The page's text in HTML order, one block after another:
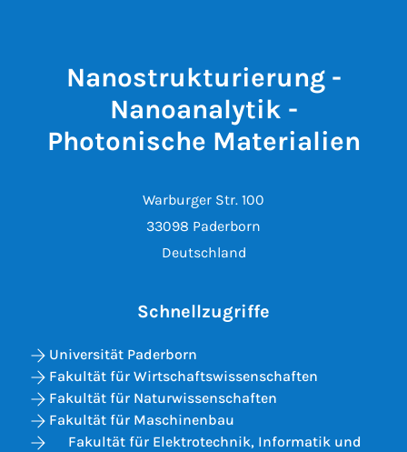
Nanostrukturierung -
Nanoanalytik -
Photonische Materialien
Warburger Str. 100
33098 Paderborn
Deutschland
Schnellzugriffe
Universität Paderborn
Fakultät für Wirtschaftswissenschaften
Fakultät für Naturwissenschaften
Fakultät für Maschinenbau
Fakultät für Elektrotechnik, Informatik und